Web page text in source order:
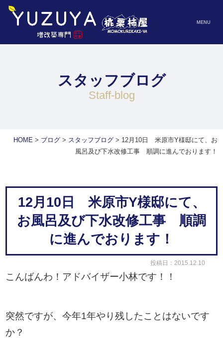
MENU
スタッフブログ
staff-blog
HOME> ブログ> スタッフブログ> 12月10日 米原市Y様邸にて、お
風呂及び下水改修工事 順調に進んでおります！
12月10日 米原市Y様邸にて、
お風呂及び下水改修工事 順調
に進んでおります！
投稿日：2015.12.10
こんばんわ！アドバイザー小林です！！
突然ですが、今年1年やり残したことはないです
か？